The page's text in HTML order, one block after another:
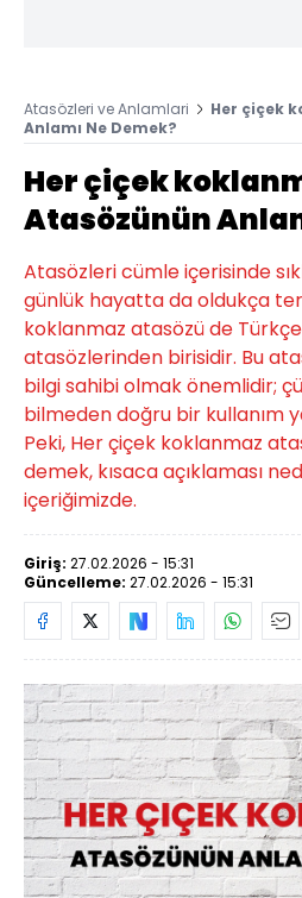
Atasözleri ve Anlamlari
Her çiçek
Anlamı Ne Demek?
Her çiçek
Atasözünün
Atasözleri cümle içerisinde
günlük hayatta da oldukça
koklanmaz atasözü de
atasözlerinden birisidir. Bu
bilgi sahibi olmak önemlidir;
bilmeden doğru bir kullanım
Peki, Her çiçek koklanmaz
demek, kısaca açıklaması
içeriğimizde.
Giriş: 27.02.2026 - 15:31
Güncelleme: 27.02.2026 - 15:31